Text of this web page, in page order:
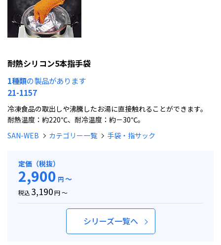
耐熱シリコン5本指手袋
1種類の製品があります
21-1157
冷凍食品の取出しや沸騰したお湯に直接触れることができます。
耐熱温度：約220℃、耐冷温度：約－30℃。
SAN-WEB
カテゴリー一覧 手袋・指サック
定価（税抜）
2,900 円～
税込 3,190円 ～
シリーズ一覧へ